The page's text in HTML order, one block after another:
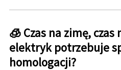
🧊 Czas na zimę, czas
elektryk potrzebuje
homologacji?